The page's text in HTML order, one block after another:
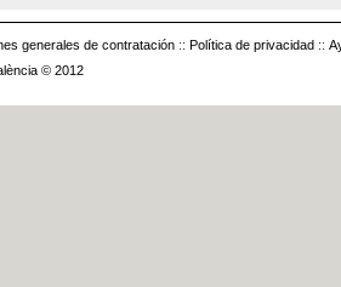
generales de contratación :: Política de privacidad ::
© 2012